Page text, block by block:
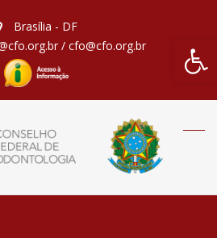
Barra
Brasília - DF
/ cfo@cfo.org.br